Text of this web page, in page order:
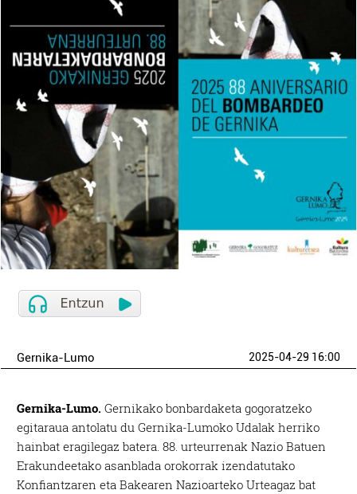
Gernika-Lumo 2025-04-29 16:00
Gernika-Lumo.Gernikako bonbardaketa gogoratzeko
egitaraua antolatu du Gernika-Lumoko Udalak herriko
hainbat eragilegaz batera. 88. urteurrenak Nazio Batuen
Erakundeetako asanblada orokorrak izendatutako
Konfiantzaren eta Bakearen Nazioarteko Urteagaz bat